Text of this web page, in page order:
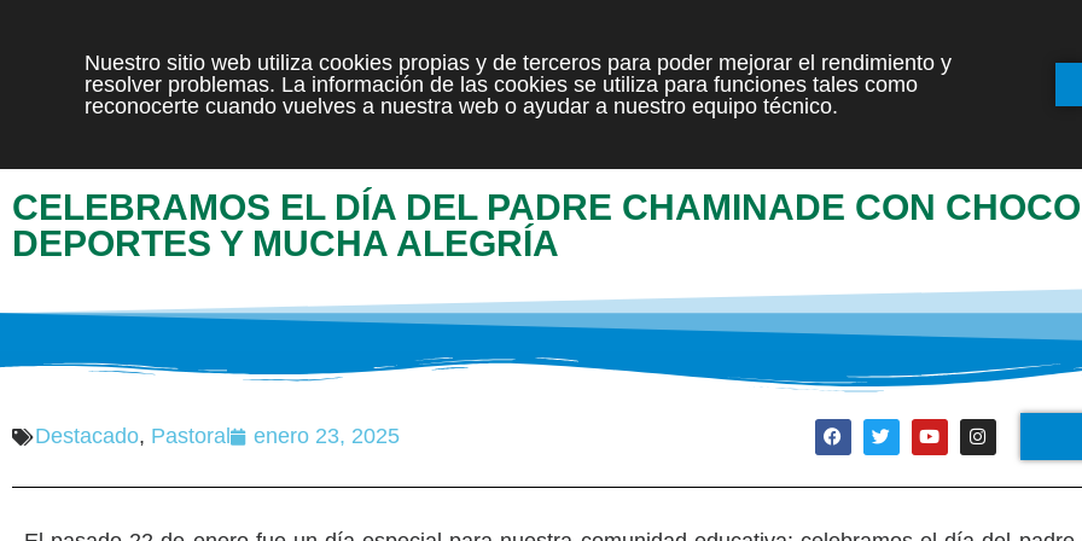
INICIO
CELEBRAMOS EL DÍA DEL PADRE CHAMINADE CON
DEPORTES Y MUCHA ALEGRÍA
Destacado, Pastoral enero 23, 2025
Nuestro sitio web utiliza cookies propias y de terceros para poder mejorar el rendimiento y
resolver problemas. La información de las cookies se utiliza para funciones tales como
reconocerte cuando vuelves a nuestra web o ayudar a nuestro equipo técnico.